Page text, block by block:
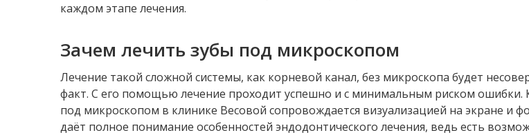
каждом этапе лечения.
Зачем лечить зубы под микроскопом
Лечение такой сложной системы, как корневой канал, без микроскопа будет
факт. С его помощью лечение проходит успешно и с минимальным риском ошибки.
под микроскопом в клинике Весовой сопровождается визуализацией на экране и
даёт полное понимание особенностей эндодонтического лечения, ведь есть